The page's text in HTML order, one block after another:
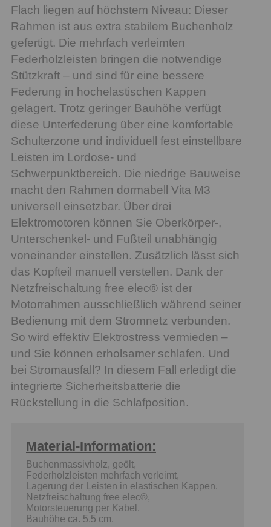
Flach liegen auf höchstem Niveau: Dieser
Rahmen ist aus extra stabilem Buchenholz
gefertigt. Die mehrfach verleimten
Federholzleisten bringen die notwendige
Stützkraft – und sind für eine bessere
Federung in hochelastischen Kappen
gelagert. Trotz geringer Bauhöhe verfügt
diese Unterfederung über eine komfortable
Schulterzone und individuell fest einstellbare
Leisten im Lordose- und
Schwerpunktbereich. Die niedrige Bauweise
macht den Rahmen dormabell Vita M3
universell einsetzbar. Über drei
Elektromotoren können Sie Oberkörper-,
Unterschenkel- und Fußteil unabhängig
voneinander einstellen. Zusätzlich lässt sich
das Kopfteil manuell verstellen. Dank der
Netzfreischaltung free elec® ist der
Motorrahmen ausschließlich während seiner
Bedienung mit dem Stromnetz verbunden.
So wird effektiv Elektrostress vermieden –
und Sie können erholsamer schlafen. Und
bei Stromausfall? In diesem Fall erledigt die
integrierte Sicherheitsbatterie die
Rückstellung in die Schlafposition.
Material-Information:
Buchenmassivholz, geölt,
Federholzleisten mehrfach verleimt,
Lagerung der Leisten in elastischen Kappen.
Netzfreischaltung free elec®,
Motorsteuerung per Kabel.
Bauhöhe ca. 5,5 cm.